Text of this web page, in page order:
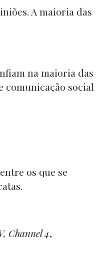
A maioria das
na maioria das
comunicação social
os que se
Channel 4,